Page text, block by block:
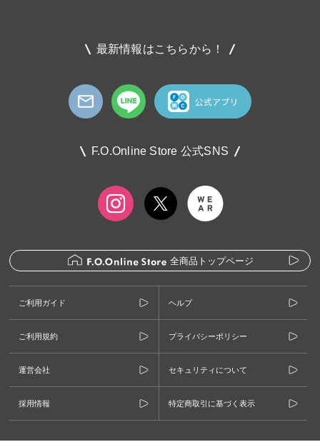
最新情報はこちらから！
F.O.Online Store 公式SNS
全商品トップページ
ご利用ガイド ヘルプ
ご利用規約 プライバシーポリシー
運営会社 セキュリティについて
採用情報 特定商取引に基づく表示